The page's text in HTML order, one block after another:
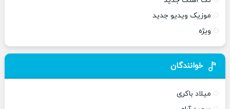
موزیک ویدیو جدید
ویژه
خوانندگان
میلاد باکری